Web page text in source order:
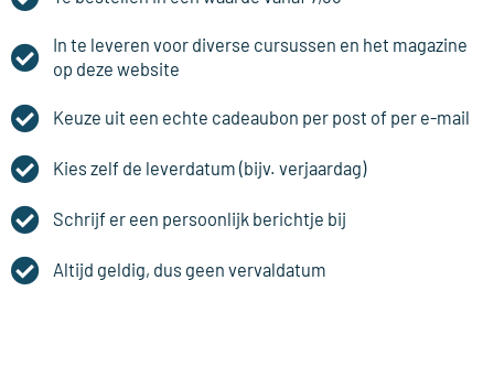
In te leveren voor diverse cursussen en het magazine
op deze website
Keuze uit een echte cadeaubon per post of per e-mail
Kies zelf de leverdatum (bijv. verjaardag)
Schrijf er een persoonlijk berichtje bij
Altijd geldig, dus geen vervaldatum